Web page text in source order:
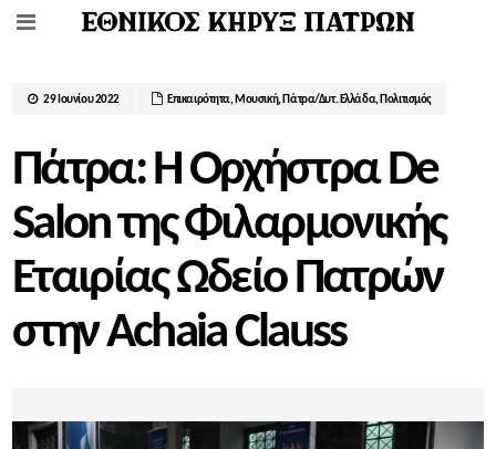
29 Ιουνίου 2022 Επικαιρότητα, Μουσική, Πάτρα/Δυτ. Ελλάδα, Πολιτισμός
Πάτρα: Η Ορχήστρα De
Salon της Φιλαρμονικής
Εταιρίας Ωδείο Πατρών
στην Achaia Clauss